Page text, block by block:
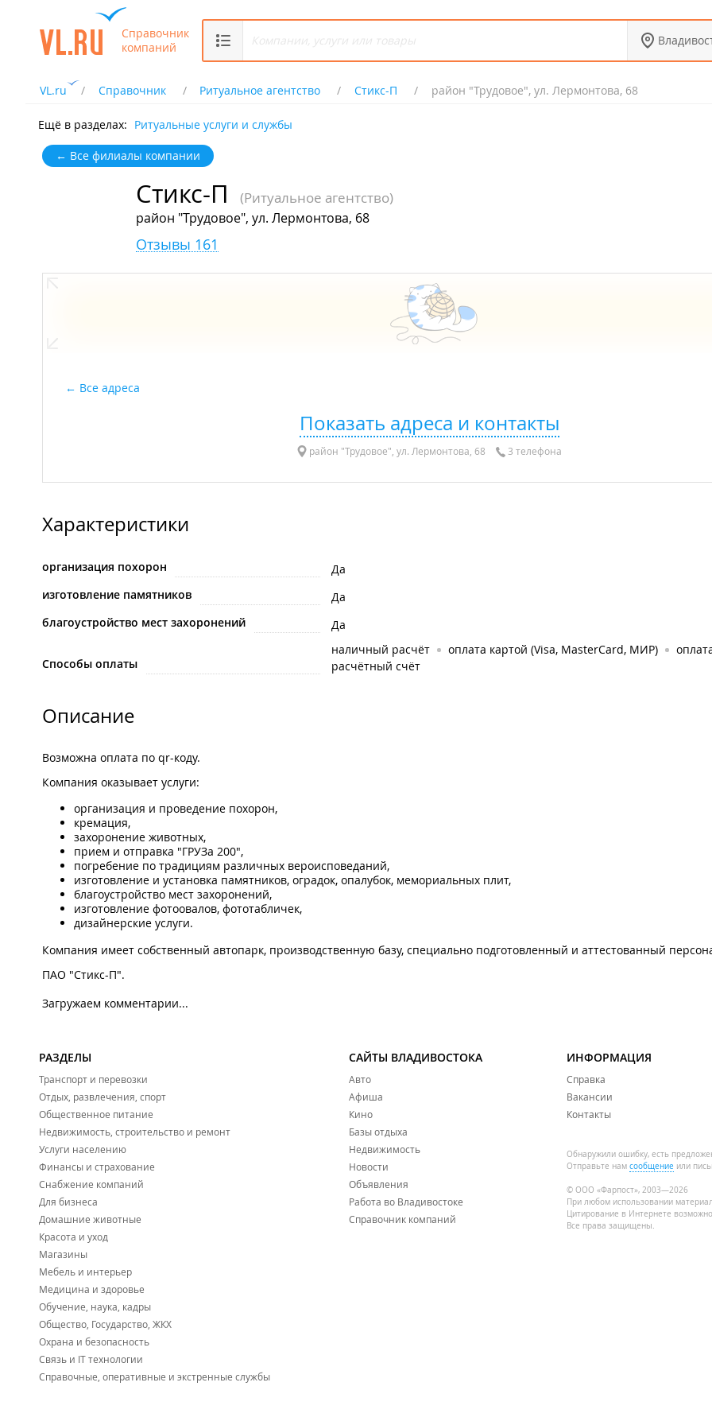
Справочник
компаний
VL.ru Справочник Ритуальное агентство Стикс-П район "Трудовое", ул. Лермонтова, 68
Ещё в разделах: Ритуальные услуги и службы
← Все филиалы компании
Стикс-П (Ритуальное агентство)
район "Трудовое", ул. Лермонтова, 68
Отзывы 161
Все адреса
Показать адреса и контакты
район "Трудовое", ул. Лермонтова, 68 3 телефона
Характеристики
организация похорон
Да
изготовление памятников
Да
благоустройство мест захоронений
Да
Способы оплаты
наличный расчёт оплата картой (Visa, MasterCard, МИР)
расчётный счёт
Описание
Возможна оплата по qr-коду.
Компания оказывает услуги:
организация и проведение похорон,
кремация,
захоронение животных,
прием и отправка "ГРУЗа 200",
погребение по традициям различных вероисповеданий,
изготовление и установка памятников, оградок, опалубок, мемориальных плит,
благоустройство мест захоронений,
изготовление фотоовалов, фототабличек,
дизайнерские услуги.
Компания имеет собственный автопарк, производственную базу, специально подготовленный и аттестованный
ПАО "Стикс-П".
Загружаем комментарии...
РАЗДЕЛЫ
Транспорт и перевозки
Отдых, развлечения, спорт
Общественное питание
Недвижимость, строительство и ремонт
Услуги населению
Финансы и страхование
Снабжение компаний
Для бизнеса
Домашние животные
Красота и уход
Магазины
Мебель и интерьер
Медицина и здоровье
Обучение, наука, кадры
Общество, Государство, ЖКХ
Охрана и безопасность
Связь и IT технологии
Справочные, оперативные и экстренные службы
САЙТЫ ВЛАДИВОСТОКА
Авто
Афиша
Кино
Базы отдыха
Недвижимость
Новости
Объявления
Работа во Владивостоке
Справочник компаний
ИНФОРМАЦИЯ
Справка
Вакансии
Контакты
Обнаружили ошибку, есть
Отправьте нам сообщение или
© ООО «Фарпост», 2003—2026
При любом использовании
Цитирование в Интернете
Все права защищены.